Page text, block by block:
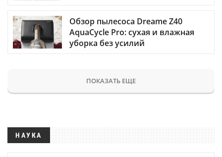
Обзор пылесоса Dreame Z40
AquaCycle Pro: сухая и влажная
уборка без усилий
ПОКАЗАТЬ ЕЩЕ
НАУКА